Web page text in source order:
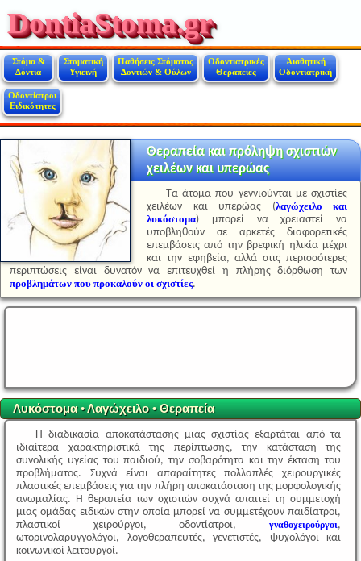
DontiaStoma.gr
Στόμα &
Δόντια
Στοματική
Υγιεινή
Παθήσεις Στόματος
Δοντιών & Ούλων
Οδοντιατρικές
Θεραπείες
Αισθητική
Οδοντιατρική
Οδοντίατροι
Ειδικότητες
Θεραπεία και πρόληψη σχιστιών
χειλέων και υπερώας
Τα άτομα που γεννιούνται με σχιστίες
χειλέων και υπερώας (λαγώχειλο και
λυκόστομα) μπορεί να χρειαστεί να
υποβληθούν σε αρκετές διαφορετικές
επεμβάσεις από την βρεφική ηλικία μέχρι
και την εφηβεία, αλλά στις περισσότερες
περιπτώσεις είναι δυνατόν να επιτευχθεί η πλήρης διόρθωση των
προβλημάτων που προκαλούν οι σχιστίες.
Λυκόστομα • Λαγώχειλο • Θεραπεία
Η διαδικασία αποκατάστασης μιας σχιστίας εξαρτάται από τα
ιδιαίτερα χαρακτηριστικά της περίπτωσης, την κατάσταση της
συνολικής υγείας του παιδιού, την σοβαρότητα και την έκταση του
προβλήματος. Συχνά είναι απαραίτητες πολλαπλές χειρουργικές
πλαστικές επεμβάσεις για την πλήρη αποκατάσταση της μορφολογικής
ανωμαλίας. Η θεραπεία των σχιστιών συχνά απαιτεί τη συμμετοχή
μιας ομάδας ειδικών στην οποία μπορεί να συμμετέχουν παιδίατροι,
πλαστικοί χειρούργοι, οδοντίατροι, γναθοχειρούργοι,
ωτορινολαρυγγολόγοι, λογοθεραπευτές, γενετιστές, ψυχολόγοι και
κοινωνικοί λειτουργοί.